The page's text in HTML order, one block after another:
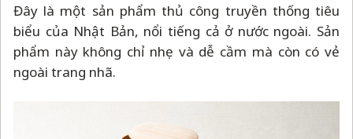
Đây là một sản phẩm thủ công truyền thống tiêu
biểu của Nhật Bản, nổi tiếng cả ở nước ngoài. Sản
phẩm này không chỉ nhẹ và dễ cầm mà còn có vẻ
ngoài trang nhã.